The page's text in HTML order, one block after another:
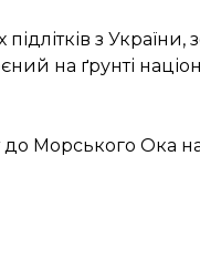
з України,
на ґрунті
Морського Ока